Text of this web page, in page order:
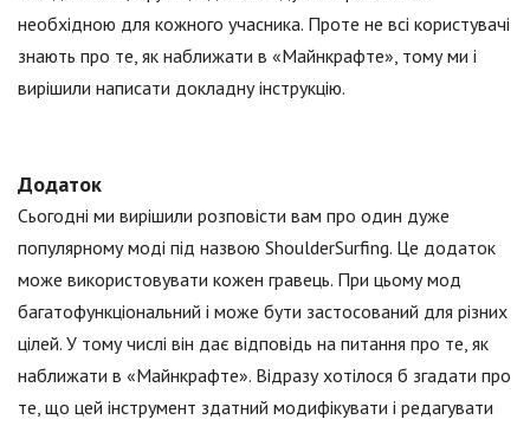
необхідною для кожного учасника. Проте не всі користувачі
знають про те, як наближати в «Майнкрафте», тому ми і
вирішили написати докладну інструкцію.
Додаток
Сьогодні ми вирішили розповісти вам про один дуже
популярному моді під назвою ShoulderSurfing. Це додаток
може використовувати кожен гравець. При цьому мод
багатофункціональний і може бути застосований для різних
цілей. У тому числі він дає відповідь на питання про те, як
наближати в «Майнкрафте». Відразу хотілося б згадати про
те, що цей інструмент здатний модифікувати і редагувати